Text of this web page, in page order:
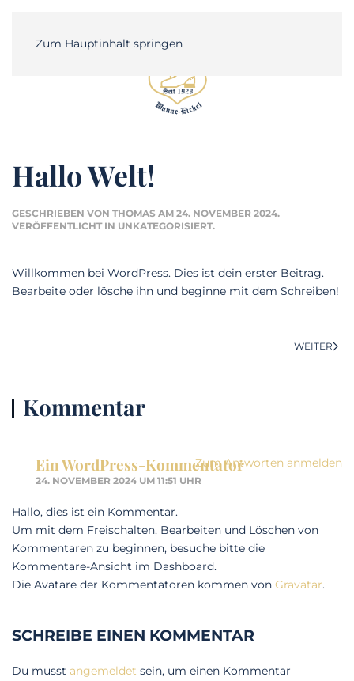
Zum Hauptinhalt springen
Hallo Welt!
GESCHRIEBEN VON THOMAS AM 24. NOVEMBER 2024.
VERÖFFENTLICHT IN UNKATEGORISIERT.
Willkommen bei WordPress. Dies ist dein erster Beitrag.
Bearbeite oder lösche ihn und beginne mit dem Schreiben!
WEITER
Kommentar
Ein WordPress-Kommentator
24. NOVEMBER 2024 UM 11:51 UHR
Zum Antworten anmelden
Hallo, dies ist ein Kommentar.
Um mit dem Freischalten, Bearbeiten und Löschen von
Kommentaren zu beginnen, besuche bitte die
Kommentare-Ansicht im Dashboard.
Die Avatare der Kommentatoren kommen von Gravatar.
SCHREIBE EINEN KOMMENTAR
Du musst angemeldet sein, um einen Kommentar